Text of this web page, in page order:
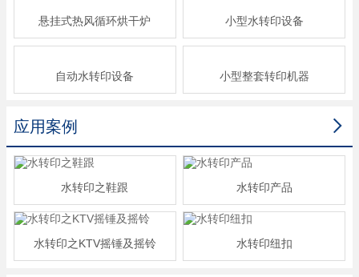
悬挂式热风循环烘干炉 小型水转印设备
自动水转印设备 小型整套转印机器

应用案例
水转印之鞋跟 水转印产品
水转印之KTV摇锤及摇铃 水转印纽扣